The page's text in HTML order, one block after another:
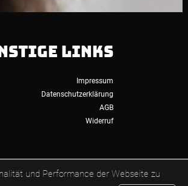
und Performance der Webseite zu
LINKS
Impressum
Datenschutzerklärung
AGB
Widerruf